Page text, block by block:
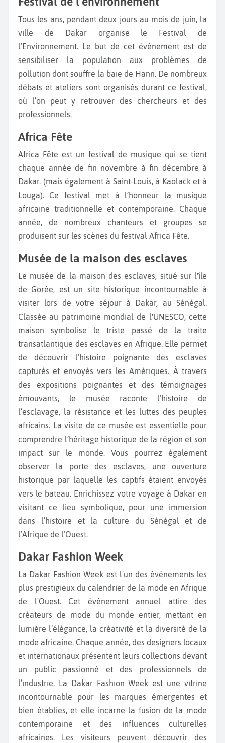
Tous les ans, pendant deux jours au mois de juin, la
ville de Dakar organise le Festival de
l’Environnement. Le but de cet événement est de
sensibiliser la population aux problèmes de
pollution dont souffre la baie de Hann. De nombreux
débats et ateliers sont organisés durant ce festival,
où l’on peut y retrouver des chercheurs et des
professionnels.
Africa Fête
Africa Fête est un festival de musique qui se tient
chaque année de fin novembre à fin décembre à
Dakar. (mais également à Saint-Louis, à Kaolack et à
Louga). Ce festival met à l’honneur la musique
africaine traditionnelle et contemporaine. Chaque
année, de nombreux chanteurs et groupes se
produisent sur les scènes du festival Africa Fête.
Musée de la maison des esclaves
Le musée de la maison des esclaves, situé sur l'île
de Gorée, est un site historique incontournable à
visiter lors de votre séjour à Dakar, au Sénégal.
Classée au patrimoine mondial de l'UNESCO, cette
maison symbolise le triste passé de la traite
transatlantique des esclaves en Afrique. Elle permet
de découvrir l’histoire poignante des esclaves
capturés et envoyés vers les Amériques. À travers
des expositions poignantes et des témoignages
émouvants, le musée raconte l’histoire de
l’esclavage, la résistance et les luttes des peuples
africains. La visite de ce musée est essentielle pour
comprendre l’héritage historique de la région et son
impact sur le monde. Vous pourrez également
observer la porte des esclaves, une ouverture
historique par laquelle les captifs étaient envoyés
vers le bateau. Enrichissez votre voyage à Dakar en
visitant ce lieu symbolique, pour une immersion
dans l’histoire et la culture du Sénégal et de
l’Afrique de l’Ouest.
Dakar Fashion Week
La Dakar Fashion Week est l'un des événements les
plus prestigieux du calendrier de la mode en Afrique
de l'Ouest. Cet événement annuel attire des
créateurs de mode du monde entier, mettant en
lumière l’élégance, la créativité et la diversité de la
mode africaine. Chaque année, des designers locaux
et internationaux présentent leurs collections devant
un public passionné et des professionnels de
l’industrie. La Dakar Fashion Week est une vitrine
incontournable pour les marques émergentes et
bien établies, et elle incarne la fusion de la mode
contemporaine et des influences culturelles
africaines. Les visiteurs peuvent découvrir des